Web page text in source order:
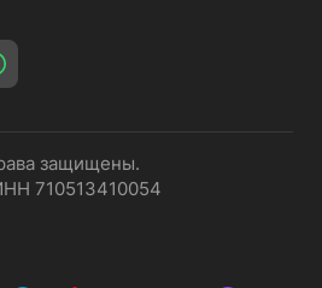
защищены.
710513410054